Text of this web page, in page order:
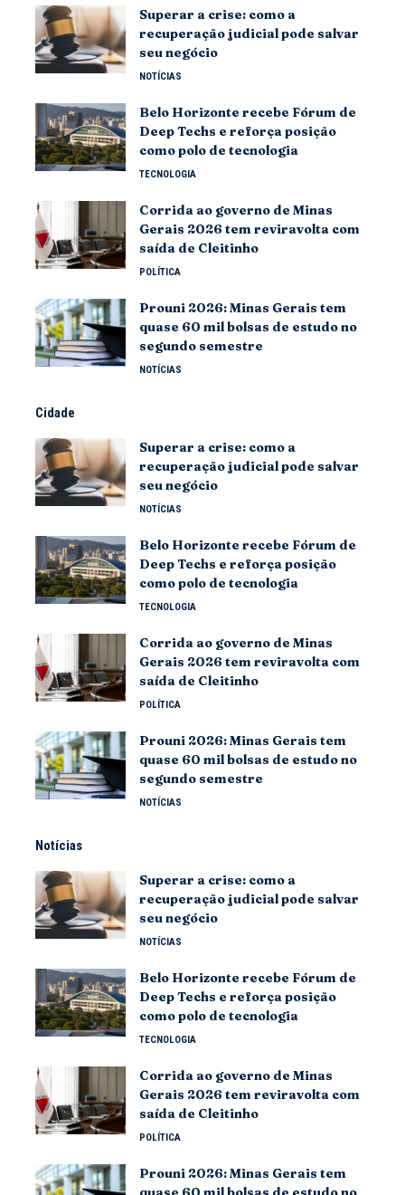
Superar a crise: como a
recuperação judicial pode salvar
seu negócio
NOTÍCIAS
Belo Horizonte recebe Fórum de
Deep Techs e reforça posição
como polo de tecnologia
TECNOLOGIA
Corrida ao governo de Minas
Gerais 2026 tem reviravolta com
saída de Cleitinho
POLÍTICA
Prouni 2026: Minas Gerais tem
quase 60 mil bolsas de estudo no
segundo semestre
NOTÍCIAS
Cidade
Superar a crise: como a
recuperação judicial pode salvar
seu negócio
NOTÍCIAS
Belo Horizonte recebe Fórum de
Deep Techs e reforça posição
como polo de tecnologia
TECNOLOGIA
Corrida ao governo de Minas
Gerais 2026 tem reviravolta com
saída de Cleitinho
POLÍTICA
Prouni 2026: Minas Gerais tem
quase 60 mil bolsas de estudo no
segundo semestre
NOTÍCIAS
Notícias
Superar a crise: como a
recuperação judicial pode salvar
seu negócio
NOTÍCIAS
Belo Horizonte recebe Fórum de
Deep Techs e reforça posição
como polo de tecnologia
TECNOLOGIA
Corrida ao governo de Minas
Gerais 2026 tem reviravolta com
saída de Cleitinho
POLÍTICA
Prouni 2026: Minas Gerais tem